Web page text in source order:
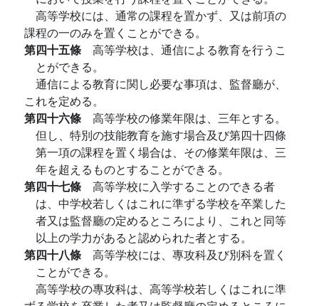
高等学校には、通常の課程を置かず、又は前項の
課程の一のみを置くことができる。
第四十五條 高等学校は、通信による教育を行うこ
とができる。
通信による教育に関し必要な事項は、監督廳が、
これを定める。
第四十六條 高等学校の修業年限は、三年とする。
但し、特別の技能教育を施す場合及び第四十四條
第一項の課程を置く場合は、その修業年限は、三
年を超えるものとすることができる。
第四十七條 高等学校に入学することのできる者
は、中学校若しくはこれに準ずる学校を卒業した
者又は監督廳の定めるところにより、これと同等
以上の学力があると認められた者とする。
第四十八條 高等学校には、專攻科及び別科を置く
ことができる。
高等学校の專攻科は、高等学校若しくはこれに準